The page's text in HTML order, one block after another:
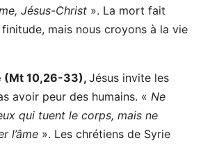
Jésus-Christ ». La mort fait
mais nous croyons à la vie
(Mt 10,26-33),Jésus invite les
avoir peur des humains. « Ne
qui tuent le corps, mais ne
l’âme ». Les chrétiens de Syrie